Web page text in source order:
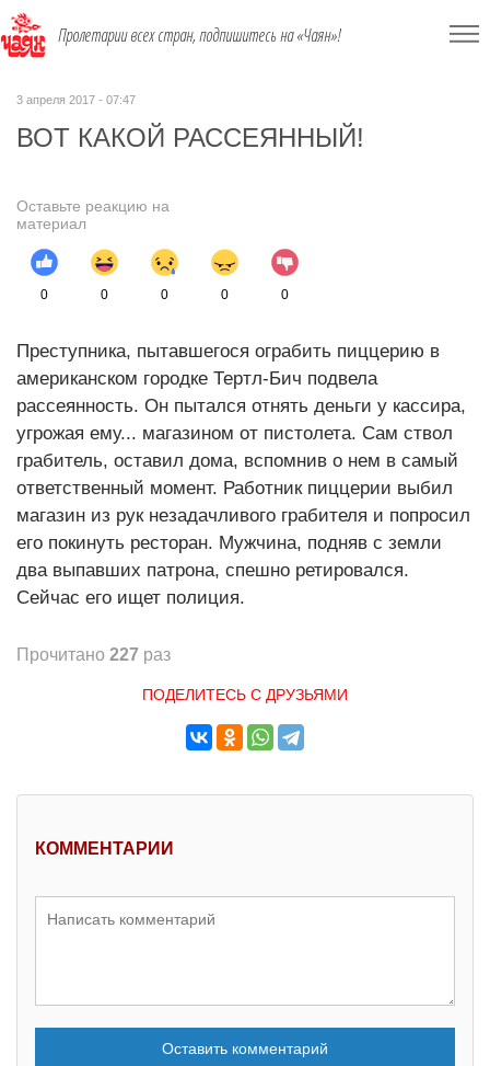
Пролетарии всех стран, подпишитесь на «Чаян»!
3 апреля 2017 - 07:47
ВОТ КАКОЙ РАССЕЯННЫЙ!
Оставьте реакцию на
материал
0 0 0 0 0
Преступника, пытавшегося ограбить пиццерию в
американском городке Тертл-Бич подвела
рассеянность. Он пытался отнять деньги у кассира,
угрожая ему... магазином от пистолета. Сам ствол
грабитель, оставил дома, вспомнив о нем в самый
ответственный момент. Работник пиццерии выбил
магазин из рук незадачливого грабителя и попросил
его покинуть ресторан. Мужчина, подняв с земли
два выпавших патрона, спешно ретировался.
Сейчас его ищет полиция.
Прочитано 227 раз
ПОДЕЛИТЕСЬ С ДРУЗЬЯМИ
КОММЕНТАРИИ
Оставить комментарий